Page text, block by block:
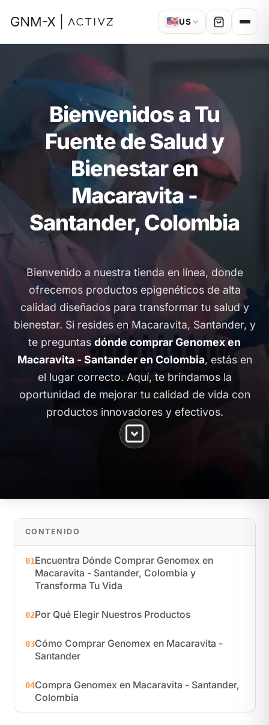
🇺🇸US
Bienvenidos a Tu
Fuente de Salud y
Bienestar en
Macaravita -
Santander, Colombia
Bienvenido a nuestra tienda en línea, donde
ofrecemos productos epigenéticos de alta
calidad diseñados para transformar tu salud y
bienestar. Si resides en Macaravita, Santander, y
te preguntas dónde comprar Genomex en
Macaravita - Santander en Colombia, estás en
el lugar correcto. Aquí, te brindamos la
oportunidad de mejorar tu calidad de vida con
productos innovadores y efectivos.
CONTENIDO
01Encuentra Dónde Comprar Genomex en
Macaravita - Santander, Colombia y
Transforma Tu Vida
02Por Qué Elegir Nuestros Productos
03Cómo Comprar Genomex en Macaravita -
Santander
04Compra Genomex en Macaravita - Santander,
Colombia